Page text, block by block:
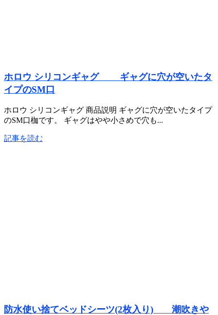
ホロウ シリコンギャグ ギャグに穴が空いたタ
イプのSM口
ホロウ シリコンギャグ 商品説明 ギャグに穴が空いたタイプ
のSM口枷です。 ギャグはやや小さめで穴も...
記事を読む
防水使い捨てベッドシーツ(2枚入り) 潮吹きや